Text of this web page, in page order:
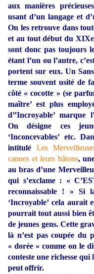
aux manières
usant d’un langage et
On les retrouve dans
et au tout début du
sont donc pas toujours
étant l’un ou l’autre,
portent sur eux. Un
terme souvent usité de
côté « cocotte » (se
maître’ est plus
d’’Incroyable’ marque
On désigne ces
‘Inconcevables’ etc.
intitulé
Les
cannes et leurs bâtons,
au bras d’une
qui s’exclame : «
reconnaissable ! » Si
‘Incroyable’ cela aurait
pourrait tout aussi bien
de jeunes gens. Cette
là n’est pas coupée du
« dorée » comme on le
conteste une richesse qui
peut offrir.